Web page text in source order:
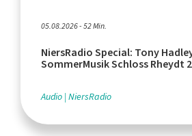
05.08.2026 - 52 Min.
NiersRadio Special: Tony
SommerMusik Schloss Rheydt
Audio NiersRadio